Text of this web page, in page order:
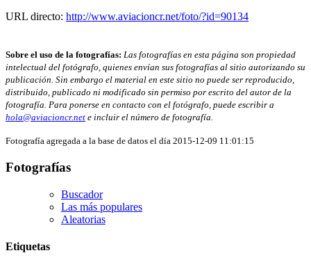
URL directo: http://www.aviacioncr.net/foto/?id=90134
Sobre el uso de la fotografías: Las fotografías en esta página son propiedad
intelectual del fotógrafo, quienes envían sus fotografías al sitio autorizando su
publicación. Sin embargo el material en este sitio no puede ser reproducido,
distribuido, publicado ni modificado sin permiso por escrito del autor de la
fotografía. Para ponerse en contacto con el fotógrafo, puede escribir a
hola@aviacioncr.net e incluir el número de fotografía.
Fotografía agregada a la base de datos el día 2015-12-09 11:01:15
Fotografías
Buscador
Las más populares
Aleatorias
Etiquetas